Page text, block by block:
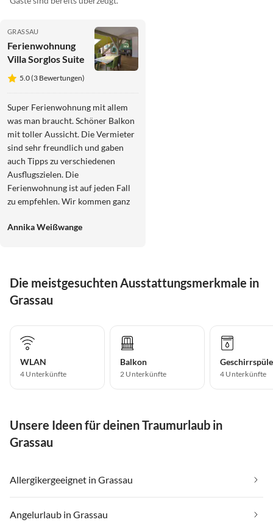
GRASSAU
Ferienwohnung
Villa Sorglos Suite
5.0 (3 Bewertungen)
Super Ferienwohnung mit allem
was man braucht. Schöner Balkon
mit toller Aussicht. Die Vermieter
sind sehr freundlich und gaben
auch Tipps zu verschiedenen
Ausflugszielen. Die
Ferienwohnung ist auf jeden Fall
zu empfehlen. Wir kommen ganz
gelungener Urlaub.
Annika Weißwange
Die meistgesuchten Ausstattungsmerkmale in
Grassau
WLAN
4 Unterkünfte
Balkon
2 Unterkünfte 4 Unterkünfte
Unsere Ideen für deinen Traumurlaub in
Grassau
Allergikergeeignet in Grassau
Angelurlaub in Grassau